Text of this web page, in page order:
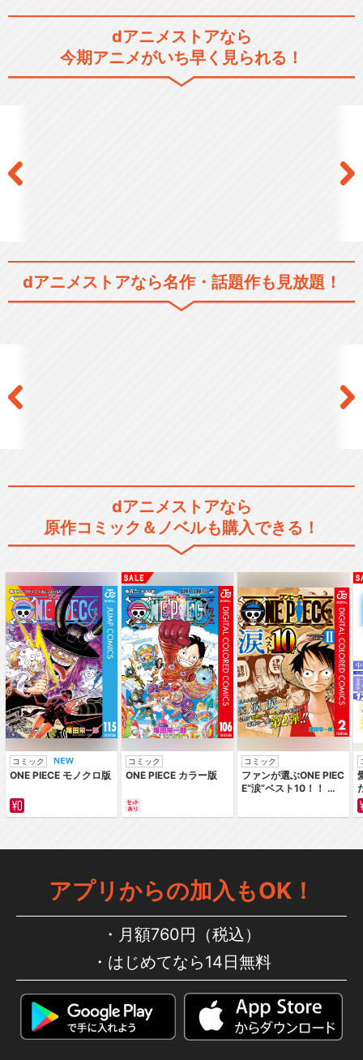
dアニメストアなら
今期アニメがいち早く見られる！
dアニメストアなら名作・話題作も見放題！
dアニメストアなら
原作コミック＆ノベルも購入できる！
コミック
ONE PIECE モノクロ版
コミック
ONE PIECE カラー版
コミック
ファンが選ぶONE PIEC
E“涙”ベスト10！！ ～
編～ カラー版
アプリからの加入もOK！
月額760円（税込）
はじめてなら14日無料